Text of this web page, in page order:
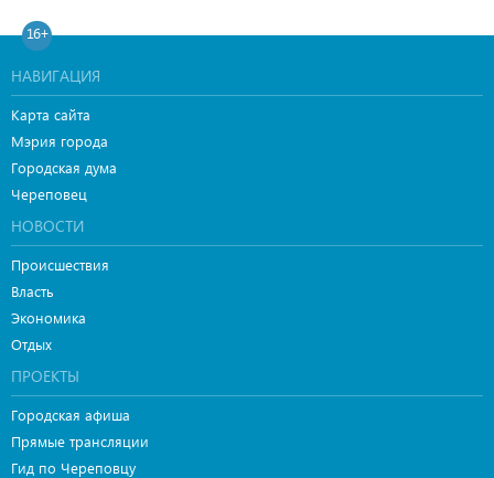
16+
НАВИГАЦИЯ
Карта сайта
Мэрия города
Городская дума
Череповец
НОВОСТИ
Происшествия
Власть
Экономика
Отдых
ПРОЕКТЫ
Городская афиша
Прямые трансляции
Гид по Череповцу